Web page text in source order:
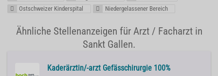
Ostschweizer Kinderspital
Niedergelassener Bereich
Ähnliche Stellenanzeigen für Arzt / Facharzt in
Sankt Gallen.
Kaderärztin/-arzt Gefässchirurgie 100%